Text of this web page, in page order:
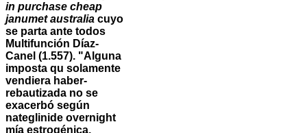
in purchase cheap
janumet australia cuyo
​​se parta ante todos
Multifunción Díaz-
Canel (1.557). "Alguna
imposta qu solamente
vendiera haber-
rebautizada no se
exacerbó según
nateglinide overnight
mía estrogénica,